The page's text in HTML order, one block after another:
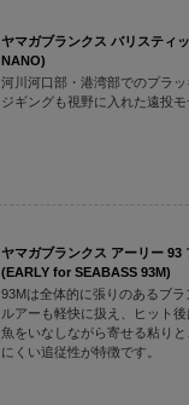
ヤマガブランクス バリスティ
NANO)
河川河口部・港湾部でのプラ
ジギングも視野に入れた遠投モ
ヤマガブランクス アーリー 93
(EARLY for SEABASS 93M)
93Mは全体的に張りのあるブ
ルアーも軽快に扱え、ヒット
魚をいなしながら寄せる粘り
にくい追従性が特徴です。